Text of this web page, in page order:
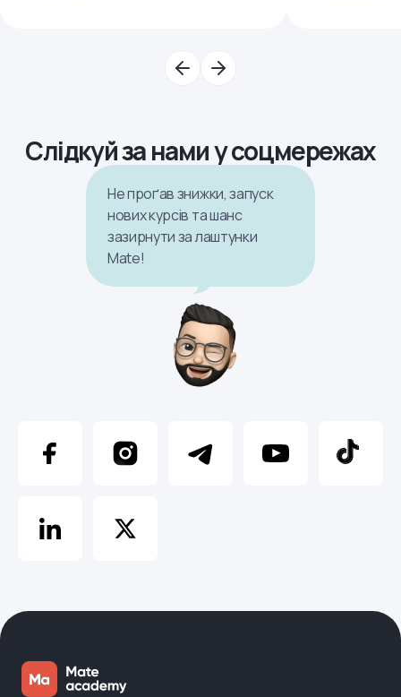
Слідкуй за нами у соцмережах
Не проґав знижки, запуск
нових курсів та шанс
зазирнути за лаштунки
Mate!